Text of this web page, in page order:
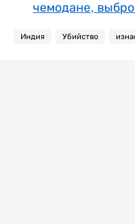
чемодане,
Индия Убийство